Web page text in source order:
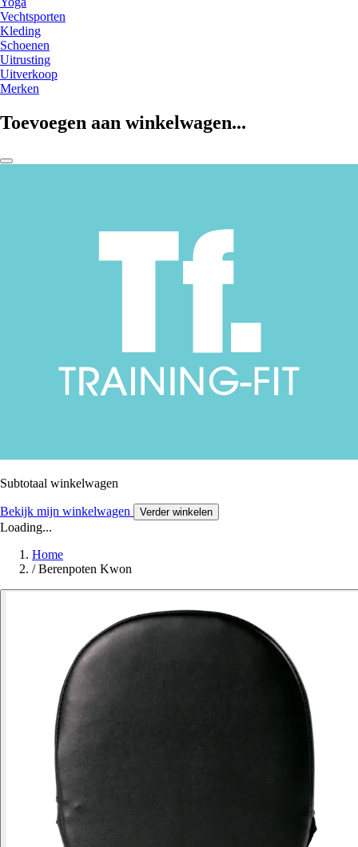
Vechtsporten
Kleding
Schoenen
Uitrusting
Uitverkoop
Merken
Toevoegen aan winkelwagen...
Subtotaal winkelwagen
Bekijk mijn winkelwagen Verder winkelen
Loading...
Home
/ Berenpoten Kwon